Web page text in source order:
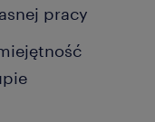
pracy